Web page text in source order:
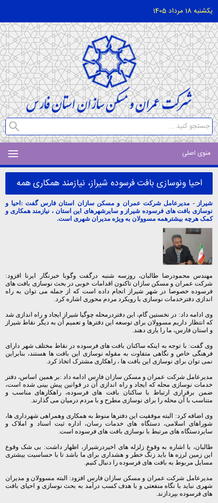
یکشنبه 18 مرداد 1405
منوی اصلی
احیا ونوسازی بافت فرسوده شیراز، نیازمند همکاری همه
مدیران شهری است
شیراز - مدیرعامل شرکت عمران و مسکن سازان استان فارس گفت : احیا و
نوسازی بافت های فرسوده شیراز و سایرشهرهای این استان ، نیازمند همکاری و
کمک هرچه بیشترهمه مسوولان به ویژه مدیران شهری است.
مهندس محمودرضا طالبان، روزسه شنبه درگفت وگوبا خبرنگار ایرنا افزود:
شرکت عمران و مسکن سازان تاکنون اقدامات خوبی در بحث نوسازی بافت های
فرسوده خصوصا در شهر شیراز انجام داده است که از جمله می توان به راه
اندازی دفترخدمات نوسازی با رویکرد مردم محوری اشاره کرد
وی ادامه داد: در نخستین گام، این دفتردرمحله چوگیا شیراز ایجاد و راه اندازی شد
که انتظار داریم مسوولان برای توسعه این دفترها و تعمیم آن به دیگر نقاط شیراز
و استان فارس، ما را یاری دهند
وی گفت: با توجه به اینکه ساکنان بافت های فرسوده در نقاط مختلف شهر دارای
فرهنگی خاص و نگاهی متفاوت به مقوله نوسازی این بافت ها هستند، بنابراین
نمی توان برای نوسازی این بافت ها ، راهکاری مشترک اتخاذ کرد
مدیرعامل شرکت عمران و مسکن سازان فارس ادامه داد :بر همین اساس، دفتر
خدمات نوسازی محله که ایجاد و راه اندازی آن در قوانین پیش بینی شده است،
ضمن برقراری ارتباط با ساکنان بافت های فرسوده، راهکارهای مناسب و
متناسب با آن محله را برای نوسازی مطرح و با مردم درمیان می گذارند
وی اضافه کرد: البته موفقیت این دفترها منوط به همکاری وهمراهی شهرداری ها،
شوراهای اسلامی، دستگاه های خدمات رسان، اداره ثبت اسناد و املاک و
سایردستگاه های مرتبط با نوسازی بافت های فرسوده است
طالبان، با اشاره به وقوع زلزله های اخیردرشیراز، اظهار داشت: بی شک وقوع
این زمین لرزه ها باید زنگ خطر و هشداری برای ما باشد تا با حساسیت بیشتری
مسایل مربوط به بافت های فرسوده را دنبال کنیم
مدیرعامل شرکت عمران و مسکن سازان فارس افزود: البته مسوولان و مدیران
شهری نباید با نگاه منفعتی و با هدف کسب درآمد به بحث نوسازی و احیای بافت
های فرسوده بپردازند